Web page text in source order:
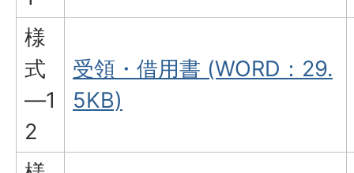
様
式
―1
2
受領・借用書 (WORD：29.
5KB)